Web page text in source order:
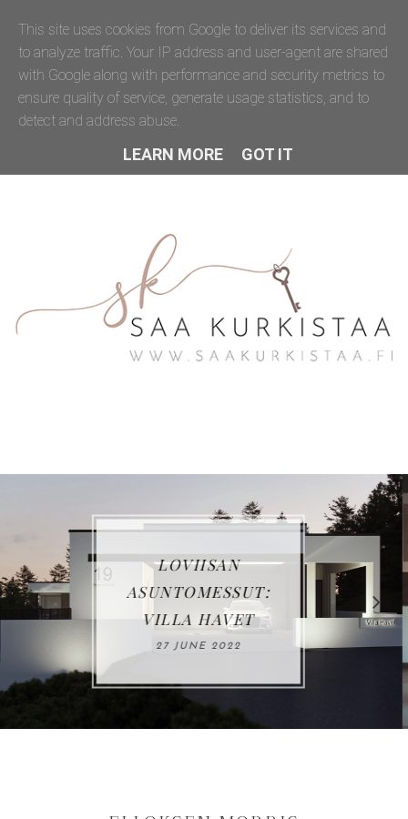
VUOSIKATSAUS
2021
03 JANUARY 2022
This site uses cookies from Google to deliver its services and
to analyze traffic. Your IP address and user-agent are shared
with Google along with performance and security metrics to
ensure quality of service, generate usage statistics, and to
detect and address abuse.
LEARN MORE GOT IT